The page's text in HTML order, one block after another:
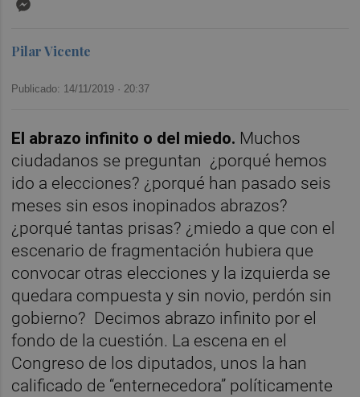
Pilar Vicente
Publicado: 14/11/2019 · 20:37
El abrazo infinito o del miedo. Muchos
ciudadanos se preguntan ¿porqué hemos
ido a elecciones? ¿porqué han pasado seis
meses sin esos inopinados abrazos?
¿porqué tantas prisas? ¿miedo a que con el
escenario de fragmentación hubiera que
convocar otras elecciones y la izquierda se
quedara compuesta y sin novio, perdón sin
gobierno? Decimos abrazo infinito por el
fondo de la cuestión. La escena en el
Congreso de los diputados, unos la han
calificado de “enternecedora” políticamente